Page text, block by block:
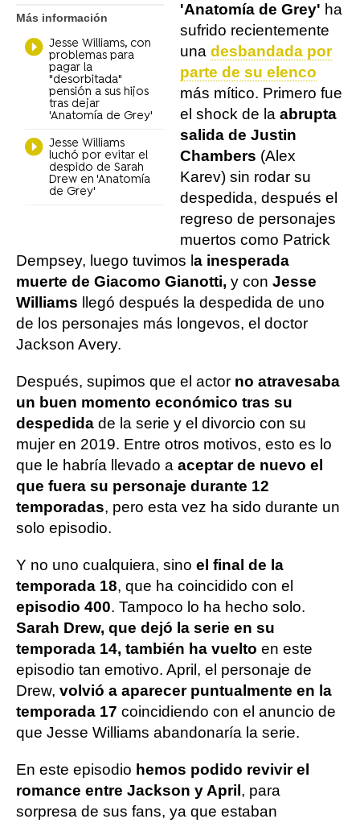
Más información
Jesse Williams, con
problemas para
pagar la
"desorbitada"
pensión a sus hijos
tras dejar
'Anatomía de Grey'
Jesse Williams
luchó por evitar el
despido de Sarah
Drew en 'Anatomía
de Grey'
'Anatomía de Grey' ha
sufrido recientemente
una desbandada por
parte de su elenco
más mítico. Primero fue
el shock de la abrupta
salida de Justin
Chambers (Alex
Karev) sin rodar su
despedida, después el
regreso de personajes
muertos como Patrick
Dempsey, luego tuvimos l a inesperada
muerte de Giacomo Gianotti, y con Jesse
Williams llegó después la despedida de uno
de los personajes más longevos, el doctor
Jackson Avery.
Después, supimos que el actor no atravesaba
un buen momento económico tras su
despedida de la serie y el divorcio con su
mujer en 2019. Entre otros motivos, esto es lo
que le habría llevado a aceptar de nuevo el
que fuera su personaje durante 12
temporadas, pero esta vez ha sido durante un
solo episodio.
Y no uno cualquiera, sino el final de la
temporada 18, que ha coincidido con el
episodio 400. Tampoco lo ha hecho solo.
Sarah Drew, que dejó la serie en su
temporada 14, también ha vuelto en este
episodio tan emotivo. April, el personaje de
Drew, volvió a aparecer puntualmente en la
temporada 17 coincidiendo con el anuncio de
que Jesse Williams abandonaría la serie.
En este episodio hemos podido revivir el
romance entre Jackson y April , para
sorpresa de sus fans, ya que estaban